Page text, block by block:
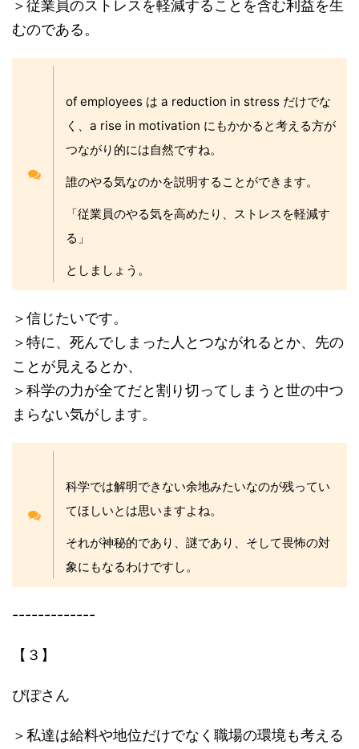
＞従業員のストレスを軽減することを含む利益を生
むのである。
of employees は a reduction in stress だけでな
く、a rise in motivation にもかかると考える方が
つながり的には自然ですね。
誰のやる気なのかを説明することができます。
「従業員のやる気を高めたり、ストレスを軽減す
る」
としましょう。
＞信じたいです。
＞特に、死んでしまった人とつながれるとか、先の
ことが見えるとか、
＞科学の力が全てだと割り切ってしまうと世の中つ
まらない気がします。
科学では解明できない余地みたいなのが残ってい
てほしいとは思いますよね。
それが神秘的であり、謎であり、そして畏怖の対
象にもなるわけですし。
-------------
【３】
ぴぽさん
＞私達は給料や地位だけでなく職場の環境も考える